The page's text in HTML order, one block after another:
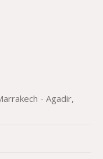
- Agadir